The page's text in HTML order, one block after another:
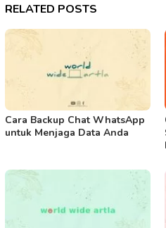
RELATED POSTS
Cara Backup Chat WhatsApp
untuk Menjaga Data Anda